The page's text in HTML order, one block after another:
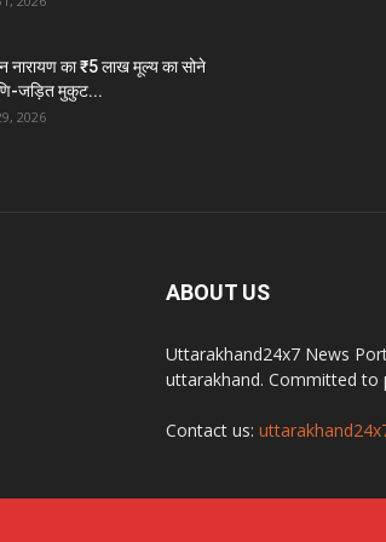
नारायण का ₹5 लाख मूल्य का सोने
जड़ित मुकुट...
2026
ABOUT US
Uttarakhand24x7 News
uttarakhand. Committed to
Contact us: